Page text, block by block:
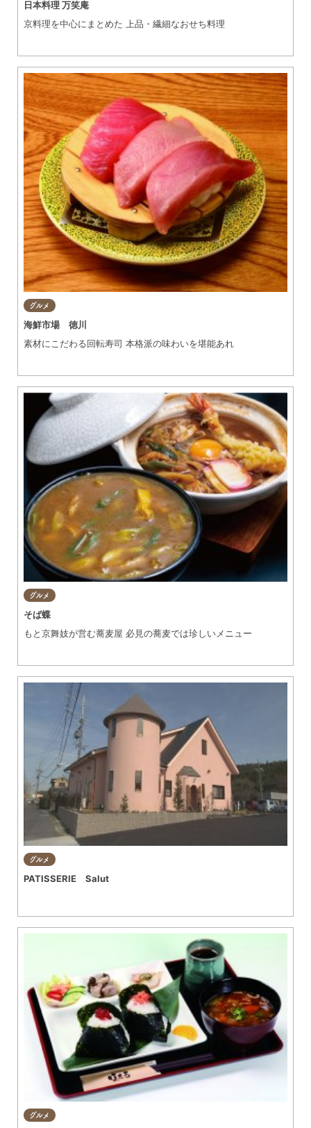
日本料理 万笑庵
京料理を中心にまとめた 上品・繊細なおせち料理
グルメ
海鮮市場 徳川
素材にこだわる回転寿司 本格派の味わいを堪能あれ
グルメ
そば蝶
もと京舞妓が営む蕎麦屋 必見の蕎麦では珍しいメニュー
グルメ
PATISSERIE Salut
グルメ